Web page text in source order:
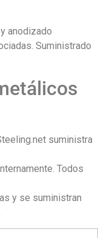
anodizado
Suministrado
suministra
Todos
y se suministran